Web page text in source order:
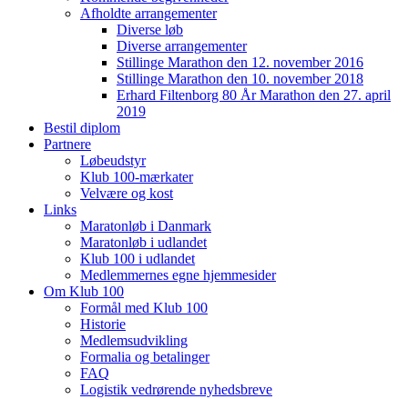
Afholdte arrangementer
Diverse løb
Diverse arrangementer
Stillinge Marathon den 12. november 2016
Stillinge Marathon den 10. november 2018
Erhard Filtenborg 80 År Marathon den 27. april
2019
Bestil diplom
Partnere
Løbeudstyr
Klub 100-mærkater
Velvære og kost
Links
Maratonløb i Danmark
Maratonløb i udlandet
Klub 100 i udlandet
Medlemmernes egne hjemmesider
Om Klub 100
Formål med Klub 100
Historie
Medlemsudvikling
Formalia og betalinger
FAQ
Logistik vedrørende nyhedsbreve